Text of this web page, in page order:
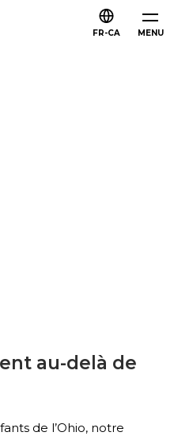
MENU
FR-CA
au-delà de
de l’Ohio, notre